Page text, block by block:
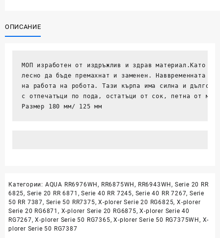
прахосмукачки
Rowenta
plorer
20
40
50
75
ОПИСАНИЕ
МОП изработен от издръжлив и здрав материал.Като
лесно да бъде премахнат и заменен. Наввременната
на работа на робота. Тази кърпа има силна и
с отпечатъци по пода, остатъци от сок, петна от
Размер 180 мм/ 125 мм
Категории: AQUA RR6976WH, RR6875WH, RR6943WH, Serie 20 RR
6825, Serie 20 RR 6871 ,Serie 40 RR 7245, Serie 40 RR 7267,Serie
50 RR 7387, Serie 50 RR7375,X-plorer Serie 20 RG6825,X-plorer
Serie 20 RG6871, X-plorer Serie 20 RG6875,X-plorer Serie 40
RG7267,X-plorer Serie 50 RG7365,X-plorer Serie 50 RG7375WH, X-
plorer Serie 50 RG7387